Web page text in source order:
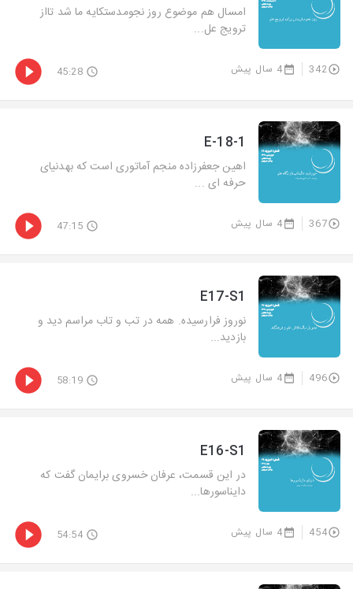
امسال هم موضوع روز نجومدستکایه ما شد تااز
ترویج عل...
342 4 سال پیش 45:28
E-18-1
اهین جعفرزاده منجم آماتوری است که بهدنیای
حرفه ای ...
367 4 سال پیش 47:15
E17-S1
نوروز فرارسیده. همه در تب و تاب مراسم دید و
بازدید...
496 4 سال پیش 58:19
E16-S1
در این قسمت، عرفان خسروی برایمان گفت که
دایناسورها...
454 4 سال پیش 54:54